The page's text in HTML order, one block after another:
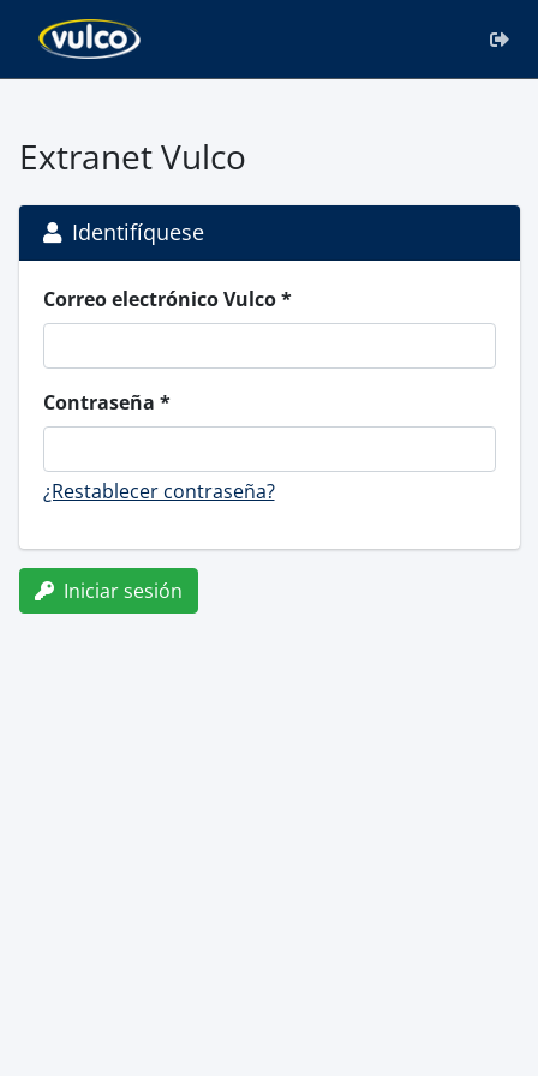
Extranet Vulco
Identifíquese
Correo electrónico Vulco
Contraseña
¿Restablecer contraseña?
Iniciar sesión